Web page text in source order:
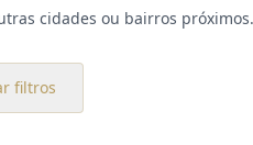
cidades ou bairros próximos.
filtros